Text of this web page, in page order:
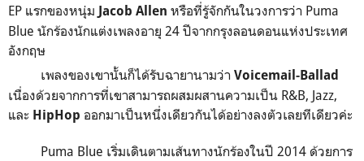
EP แรกของหนุ่ม Jacob Allen หรือที่รู้จักกันในวงการว่า Puma
Blue นักร้องนักแต่งเพลงอายุ 24 ปีจากกรุงลอนดอนแห่งประเทศ
อังกฤษ
เพลงของเขานั้นก็ได้รับฉายานามว่า Voicemail-Ballad
เนื่องด้วยจากการที่เขาสามารถผสมผสานความเป็น R&B, Jazz,
และ HipHop ออกมาเป็นหนึ่งเดียวกันได้อย่างลงตัวเลยทีเดียวค่ะ
Puma Blue เริ่มเดินตามเส้นทางนักร้องในปี 2014 ด้วยการ